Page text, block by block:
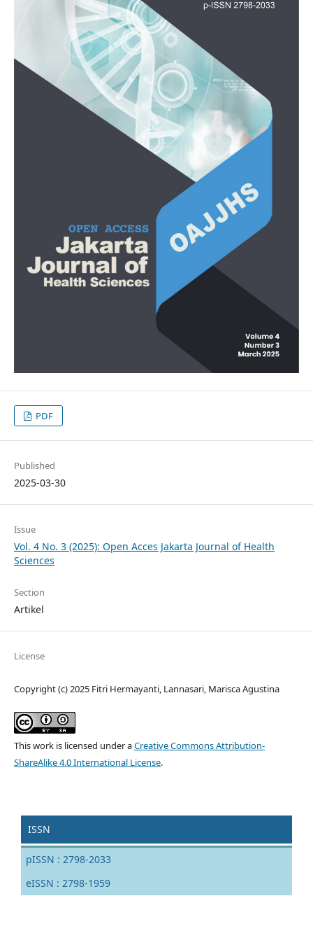
PDF
Published
2025-03-30
Issue
Vol. 4 No. 3 (2025): Open Acces Jakarta Journal of Health
Sciences
Section
Artikel
License
Copyright (c) 2025 Fitri Hermayanti, Lannasari, Marisca Agustina
This work is licensed under aCreative Commons Attribution-
ShareAlike 4.0 International License.
ISSN
pISSN : 2798-2033
eISSN : 2798-1959